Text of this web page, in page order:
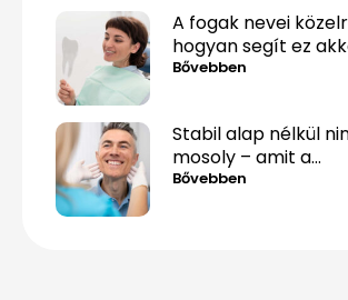
A fogak nevei
hogyan segít ez
csak „valami fáj
Bővebben
Stabil alap nélkül
mosoly – amit a
csontpótlásról
Bővebben